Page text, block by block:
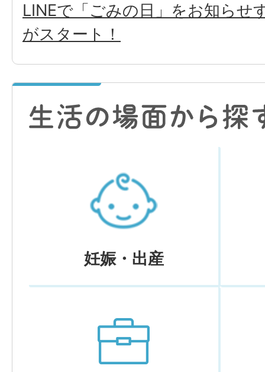
LINEで「ごみの日」をお知らせ
がスタート！
妊娠・出産